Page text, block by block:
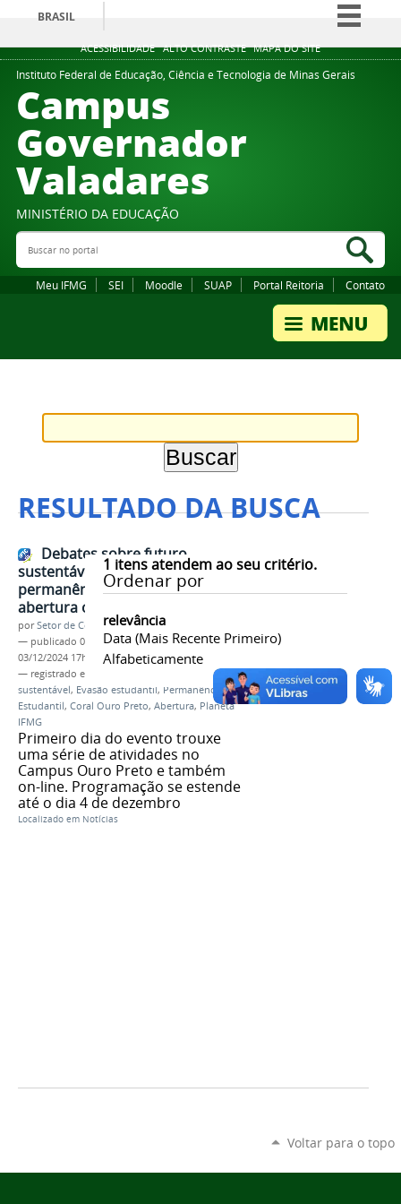
ACESSIBILIDADE ALTO CONTRASTE MAPA DO SITE
BRASIL
Simplifique!
Comunica BR
Instituto Federal de Educação, Ciência e Tecnologia de Minas Gerais
Campus
Governador
Valadares
MINISTÉRIO DA EDUCAÇÃO
Buscar no portal
Meu IFMG SEI Moodle SUAP Portal Reitoria Contato
RESULTADO DA BUSCA
1 itens atendem ao seu critério.
Ordenar por
relevância
Data (mais Recente Primeiro)
Alfabeticamente
Debates sobre futuro
sustentável, evasão e
permanência estudantil marcam
abertura oficial do Planeta IFMG
porSetor de Comunicação
— publicado 03/12/2024 —última modificação
03/12/2024 17h11
— registrado em:
sustentável, Evasão estudantil, Permanência
Estudantil, Coral Ouro Preto, Abertura, Planeta
IFMG
Primeiro dia do evento trouxe
uma série de atividades no
Campus Ouro Preto e também
on-line. Programação se estende
até o dia 4 de dezembro
Localizado em Notícias
Voltar para o topo